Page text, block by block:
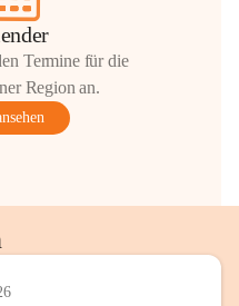
Termine für die
Region an.